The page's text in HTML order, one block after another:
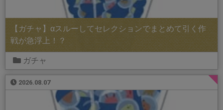
【ガチャ】αスルーしてセレクションでまとめて引く作
戦が急浮上！？
ガチャ
2026.08.07